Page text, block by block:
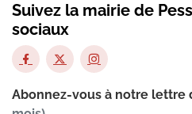
Suivez la mairie de
sociaux
Abonnez-vous à notre lettre